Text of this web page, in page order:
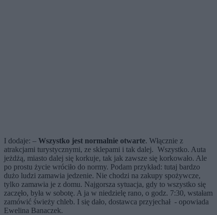
I dodaje: – Wszystko jest normalnie otwarte. Włącznie z
atrakcjami turystycznymi, ze sklepami i tak dalej. Wszystko. Auta
jeżdżą, miasto dalej się korkuje, tak jak zawsze się korkowało. Ale
po prostu życie wróciło do normy. Podam przykład: tutaj bardzo
dużo ludzi zamawia jedzenie. Nie chodzi na zakupy spożywcze,
tylko zamawia je z domu. Najgorsza sytuacja, gdy to wszystko się
zaczęło, była w sobotę. A ja w niedzielę rano, o godz. 7:30, wstałam
zamówić świeży chleb. I się dało, dostawca przyjechał - opowiada
Ewelina Banaczek.